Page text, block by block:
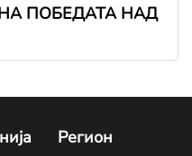
ПОБЕДАТА НАД
Регион